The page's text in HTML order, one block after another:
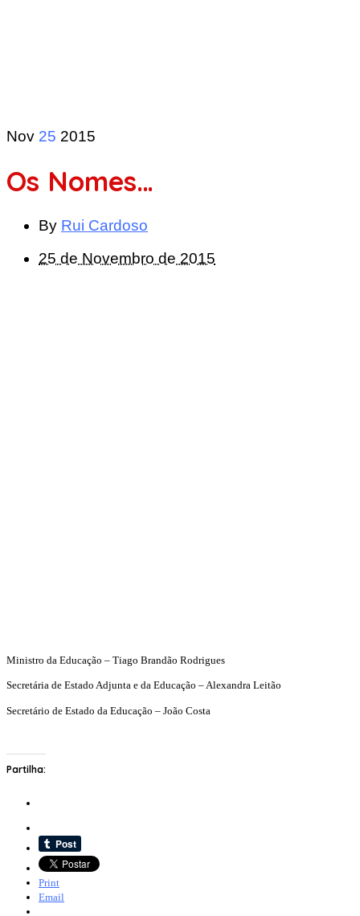
Nov 25 2015
Os Nomes…
By Rui Cardoso
25 de Novembro de 2015
Ministro da Educação – Tiago Brandão Rodrigues
Secretária de Estado Adjunta e da Educação – Alexandra Leitão
Secretário de Estado da Educação – João Costa
Partilha:
Print
Email